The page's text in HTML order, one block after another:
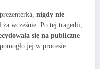
nigdy nie
za wcześnie. Po tej tragedii,
się na publiczne
pomogło jej w procesie